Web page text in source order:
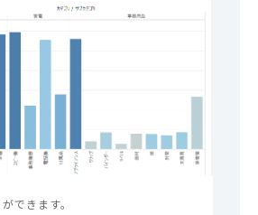
できます。